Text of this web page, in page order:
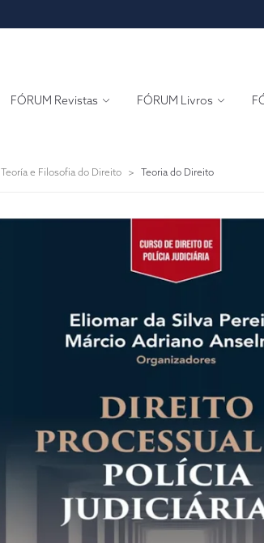
FÓRUM Revistas FÓRUM Livros
Teoría e Filosofia do Direito > Teoria do Direito